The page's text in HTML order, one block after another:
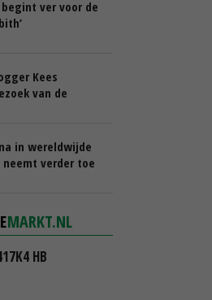
ver voor de
Kees
van de
zelf groente
in wereldwijde
verder toe
MARKT.NL
HB